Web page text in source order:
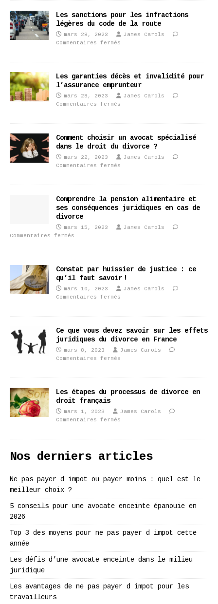
Les sanctions pour les infractions
légères du code de la route
mars 28, 2023
James Carols
Commentaires fermés
Les garanties décès et invalidité pour
l’assurance emprunteur
mars 28, 2023
James Carols
Commentaires fermés
Comment choisir un avocat spécialisé
dans le droit du divorce ?
mars 22, 2023
James Carols
Commentaires fermés
Comprendre la pension alimentaire et
ses conséquences juridiques en cas de
divorce
mars 15, 2023
James Carols
Commentaires fermés
Constat par huissier de justice : ce
qu’il faut savoir !
mars 10, 2023
James Carols
Commentaires fermés
Ce que vous devez savoir sur les effets
juridiques du divorce en France
mars 8, 2023
James Carols
Commentaires fermés
Les étapes du processus de divorce en
droit français
mars 1, 2023
James Carols
Commentaires fermés
Nos derniers articles
Ne pas payer d impot ou payer moins : quel est le
meilleur choix ?
5 conseils pour une avocate enceinte épanouie en
2026
Top 3 des moyens pour ne pas payer d impot cette
année
Les défis d’une avocate enceinte dans le milieu
juridique
Les avantages de ne pas payer d impot pour les
travailleurs